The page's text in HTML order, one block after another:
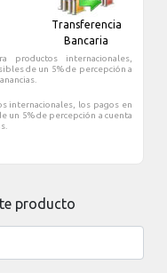
caracteriza a las
ruidosa, amante de
charlas de café, de
fútbol.
Transferencia
Bancaria
internacionales,
de un 5% de percepción a
internacionales, los pagos en
un 5% de percepción a cuenta
producto